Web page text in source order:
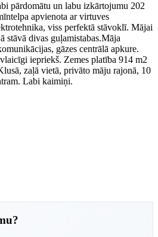
pārdomātu un labu izkārtojumu 202
apvienota ar virtuves
viss perfektā stāvoklī. Mājai
stāvā divas guļamistabas.Māja
gāzes centrālā apkure.
iepriekš. Zemes platība 914 m2
zaļā vietā, privāto māju rajonā, 10
Labi kaimiņi.